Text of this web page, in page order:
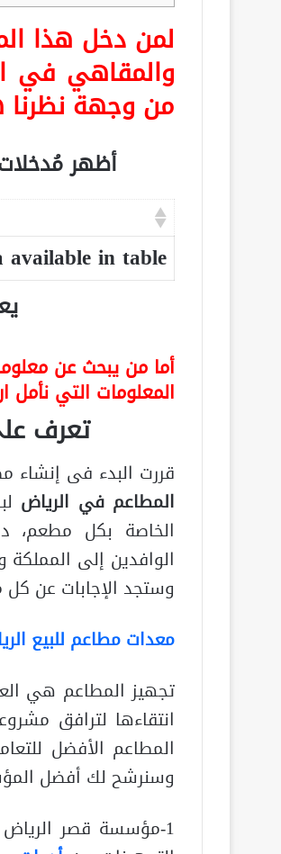
لمن دخل هذا
والمقاهي في
من وجهة
أظهر
available in table
يعرض
أما من يبحث عن
المعلومات التي
تعرف
قررت البدء فى
المطاعم في الرياض
الخاصة بكل مطعم،
الوافدين إلى
وستجد الإجابات عن
معدات مطاعم للبيع
تجهيز المطاعم هي
انتقاءها لترافق
المطاعم الأفضل
وسنرشح لك أفضل
1-مؤسسة قصر